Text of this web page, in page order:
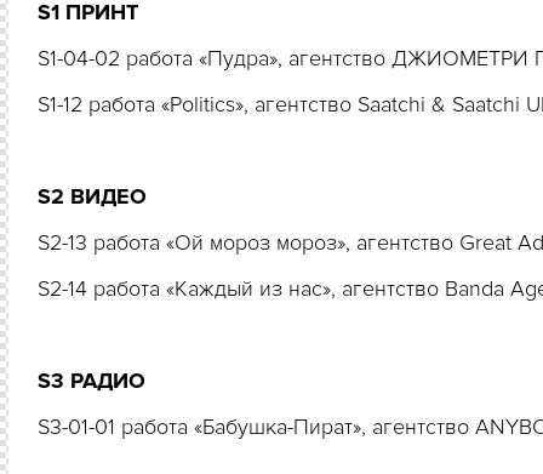
S1 ПРИНТ
S1-04-02 работа «Пудра», агентство
S1-12 работа «Politics», агентство Saatchi &
S2 ВИДЕО
S2-13 работа «Ой мороз мороз», агентство Great
S2-14 работа «Каждый из нас», агентство Banda
S3 РАДИО
S3-01-01 работа «Бабушка-Пират», агентство